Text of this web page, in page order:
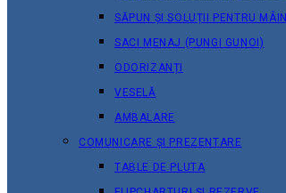
SĂPUN ȘI SOLUȚII PENTRU MÂINI
SACI MENAJ (PUNGI GUNOI)
ODORIZANȚI
VESELĂ
AMBALARE
COMUNICARE ȘI PREZENTARE
TABLE DE PLUTA